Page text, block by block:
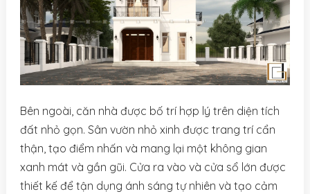
Bên ngoài, căn nhà được bố trí hợp lý trên diện tích
đất nhỏ gọn. Sân vườn nhỏ xinh được trang trí cẩn
thận, tạo điểm nhấn và mang lại một không gian
xanh mát và gần gũi. Cửa ra vào và cửa sổ lớn được
thiết kế để tận dụng ánh sáng tự nhiên và tạo cảm